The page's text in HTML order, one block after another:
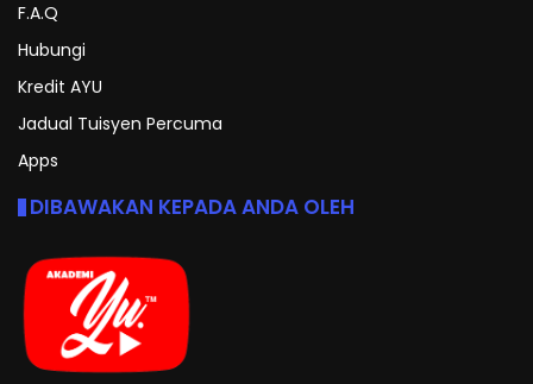
F.A.Q
Hubungi
Kredit AYU
Jadual Tuisyen Percuma
Apps
DIBAWAKAN KEPADA ANDA OLEH